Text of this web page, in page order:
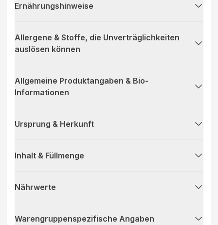
euch bestimmt nicht langweilen. Habt Spaß dabei, lasst die
Ernährungshinweise
Allergene & Stoffe, die Unverträglichkeiten
auslösen können
Allgemeine Produktangaben & Bio-
Informationen
Ursprung & Herkunft
Inhalt & Füllmenge
Nährwerte
Warengruppenspezifische Angaben